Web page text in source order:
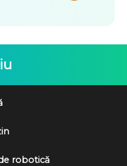
robotică